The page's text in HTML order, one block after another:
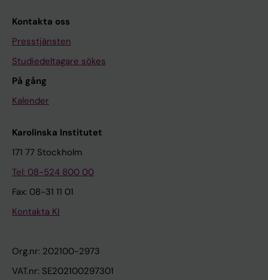
Kontakta oss
Presstjänsten
Studiedeltagare sökes
På gång
Kalender
Karolinska Institutet
171 77 Stockholm
Tel: 08-524 800 00
Fax: 08-31 11 01
Kontakta KI
Org.nr: 202100-2973
VAT.nr: SE202100297301